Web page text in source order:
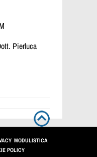
Pierluca
MODULISTICA
POLICY